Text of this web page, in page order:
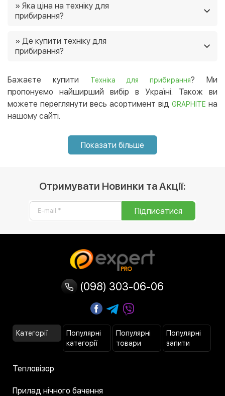
» Яка ціна на техніку для
прибирання?
89 грн. Ще у нас постійно діють акції, і часто є
можливість придбати товар зі знижками 🙂
» Де купити техніку для
прибирання?
інтернет-магазині, і ми доставимо її в будь-який регіон
України. 😉
Бажаєте купити Техніка для прибирання? Ми
пропонуємо найширший вибір в Україні. Також ви
можете переглянути весь асортимент від GRAPHITE на
нашому сайті.
Показати більше
Отримувати Новинки та Акції:
Підписатися
(098) 303-06-06
Категорії
Популярні
категорії
Популярні
товари
Популярні
запити
Тепловізор
Прилад нічного бачення